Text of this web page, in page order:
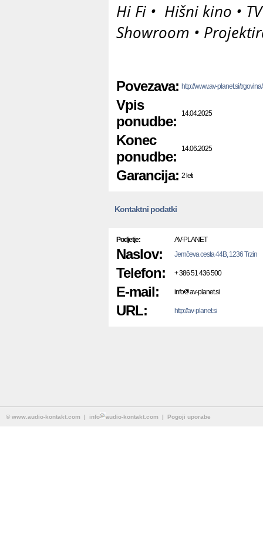
Hi Fi • Hišni kino •
Showroom •
Povezava: http://www.av-planet.si/
Vpis
ponudbe:
14.04.2025
Konec
ponudbe:
14.06.2025
Garancija: 2 leti
Kontaktni podatki
Podjetje: AV-PLANET
Naslov: Jemčeva cesta 44B, 1236 Trzin
Telefon: + 386 51 436 500
E-mail: info av-planet.si
URL: http://av-planet.si
© www.audio-kontakt.com | info audio-kontakt.com | Pogoji uporabe